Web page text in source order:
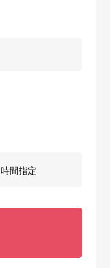
時間指定